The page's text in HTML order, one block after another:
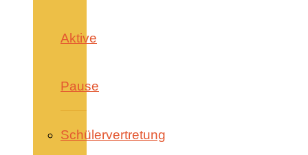
Aktive
Pause
Schülervertretung